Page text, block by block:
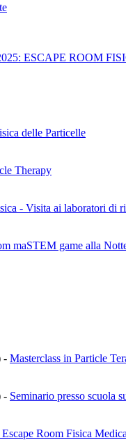
ESCAPE ROOM
delle Particelle
Therapy
- Visita ai laboratori di
maSTEM game alla
- Masterclass in Particle
- Seminario presso scuola
Room Fisica Medica